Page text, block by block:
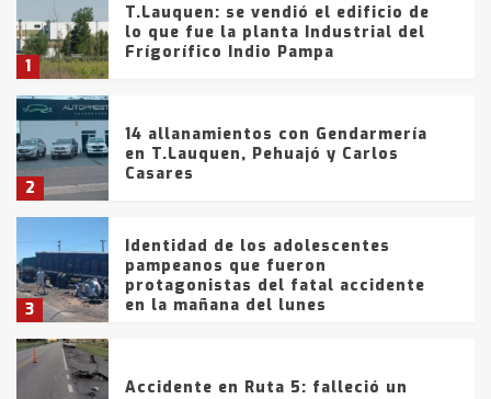
1
T.Lauquen: se vendió el edificio de
lo que fue la planta Industrial del
Frígorífico Indio Pampa
2
14 allanamientos con Gendarmería
en T.Lauquen, Pehuajó y Carlos
Casares
3
Identidad de los adolescentes
pampeanos que fueron
protagonistas del fatal accidente
en la mañana del lunes
Accidente en Ruta 5: falleció un